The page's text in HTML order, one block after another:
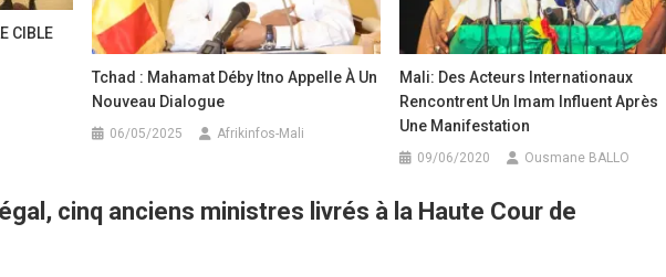
CIBLE
Tchad : Mahamat Déby Itno Appelle À Un
Nouveau Dialogue
06/05/2025 Afrikinfos-Mali
Mali: Des Acteurs Internationaux
Rencontrent Un Imam Influent Après
Une Manifestation
09/06/2020 Ousmane BALLO
cinq anciens ministres livrés à la Haute Cour de